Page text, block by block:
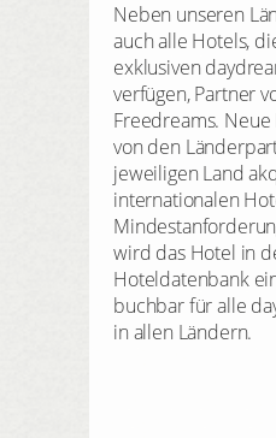
Neben unseren
auch alle Hotels,
exklusiven
verfügen, Partner
Freedreams.
von den
jeweiligen Land
internationalen
wird das Hotel in
Hoteldatenbank
buchbar für alle
in allen Ländern.